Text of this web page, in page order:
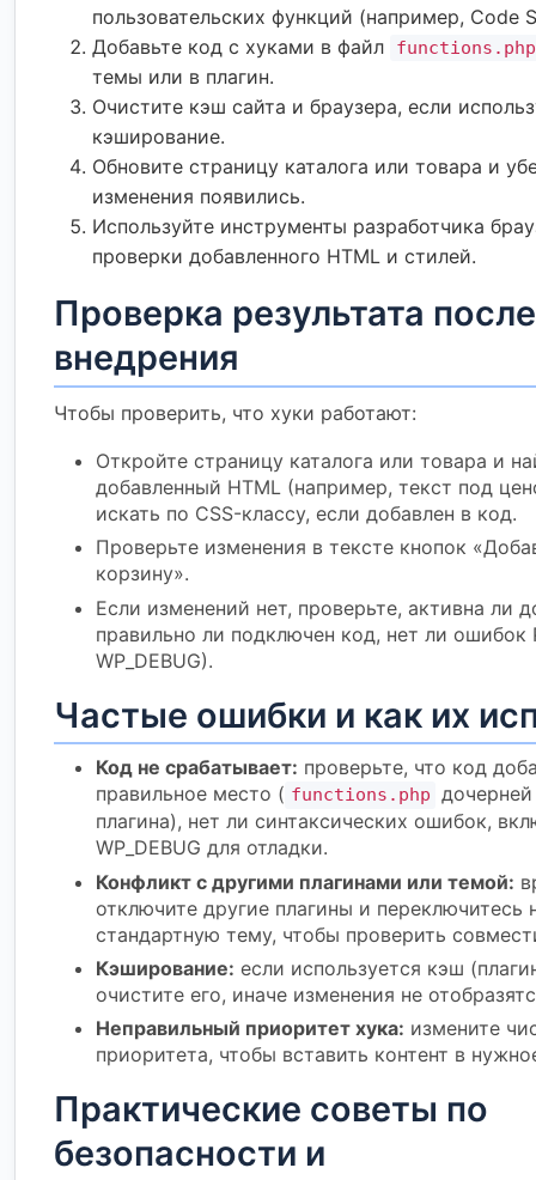
пользовательских функций (например, Code
Добавьте код с хуками в файл
functions.php
темы или в плагин.
Очистите кэш сайта и браузера, если
кэширование.
Обновите страницу каталога или товара и
изменения появились.
Используйте инструменты разработчика
проверки добавленного HTML и стилей.
Проверка результата после
внедрения
Чтобы проверить, что хуки работают:
Откройте страницу каталога или товара и
добавленный HTML (например, текст под
искать по CSS-классу, если добавлен в код.
Проверьте изменения в тексте кнопок
корзину».
Если изменений нет, проверьте, активна ли
правильно ли подключен код, нет ли ошибок
WP_DEBUG).
Частые ошибки и как их
Код не срабатывает: проверьте, что код
правильное место ( functions.php
плагина), нет ли синтаксических ошибок,
WP_DEBUG для отладки.
Конфликт с другими плагинами или темой:
отключите другие плагины и переключитесь
стандартную тему, чтобы проверить
Кэширование: если используется кэш
очистите его, иначе изменения не
Неправильный приоритет хука: измените
приоритета, чтобы вставить контент в
Практические советы по
безопасности и